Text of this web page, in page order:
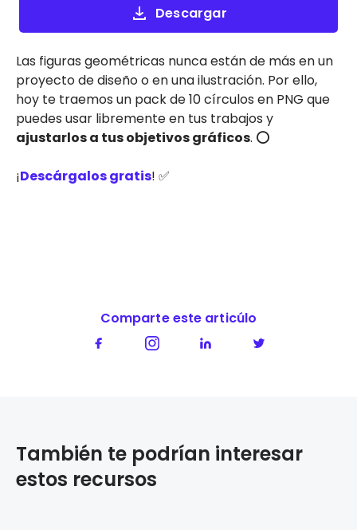
Descargar
Las figuras geométricas nunca están de más en un
proyecto de diseño o en una ilustración. Por ello,
hoy te traemos un pack de 10 círculos en PNG que
puedes usar libremente en tus trabajos y
ajustarlos a tus objetivos gráficos. ⭕
¡Descárgalos gratis! ✅
Comparte este articúlo
También te podrían interesar
estos recursos